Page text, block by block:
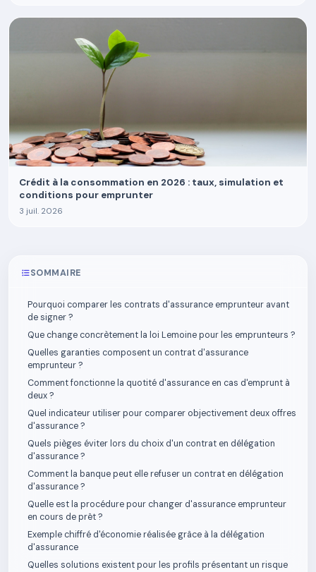
Crédit à la consommation en 2026 : taux, simulation et
conditions pour emprunter
3 juil. 2026
SOMMAIRE
Pourquoi comparer les contrats d'assurance emprunteur avant
de signer ?
Que change concrètement la loi Lemoine pour les emprunteurs ?
Quelles garanties composent un contrat d'assurance
emprunteur ?
Comment fonctionne la quotité d'assurance en cas d'emprunt à
deux ?
Quel indicateur utiliser pour comparer objectivement deux offres
d'assurance ?
Quels pièges éviter lors du choix d'un contrat en délégation
d'assurance ?
Comment la banque peut elle refuser un contrat en délégation
d'assurance ?
Quelle est la procédure pour changer d'assurance emprunteur
en cours de prêt ?
Exemple chiffré d'économie réalisée grâce à la délégation
d'assurance
Quelles solutions existent pour les profils présentant un risque